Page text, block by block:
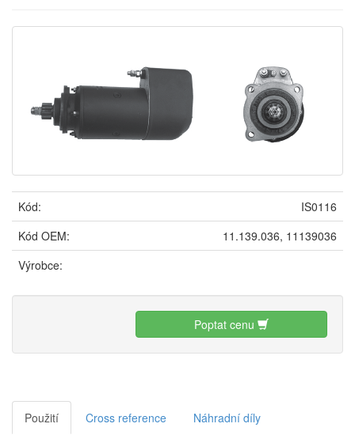
Kód:
IS0116
Kód OEM:
11.139.036, 11139036
Výrobce:
Poptat cenu
Použití Cross reference Náhradní díly